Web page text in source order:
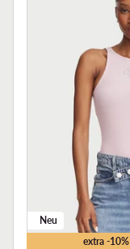
extra -
Neu